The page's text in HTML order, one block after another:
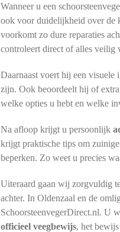
Wanneer u een
ook voor duidelijkheid over de
voorkomt zo dure reparaties
controleert direct of alles veilig
Daarnaast voert hij een visuele
zijn. Ook beoordeelt hij of
welke opties u hebt en welke
Na afloop krijgt u persoonlijk
krijgt praktische tips om
beperken. Zo weet u precies
Uiteraard gaan wij zorgvuldig
achter. In Oldenzaal en de
SchoorsteenvegerDirect.nl. U
officieel veegbewijs, het